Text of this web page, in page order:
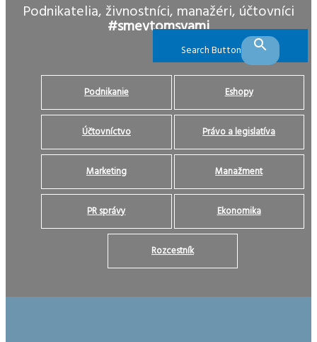
Search Button
Podnikatelia, živnostníci, manažéri, účtovníci
#smevtomsvami
Podnikanie Eshopy
Účtovníctvo Právo a legislatíva
Marketing Manažment
PR správy Ekonomika
Rozcestník